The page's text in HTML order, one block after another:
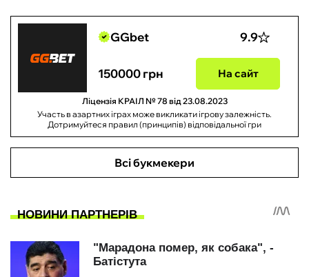
GGbet 9.9
150000 грн На сайт
Ліцензія КРАІЛ № 78 від 23.08.2023
Участь в азартних іграх може викликати ігрову залежність.
Дотримуйтеся правил (принципів) відповідальної гри
Всі букмекери